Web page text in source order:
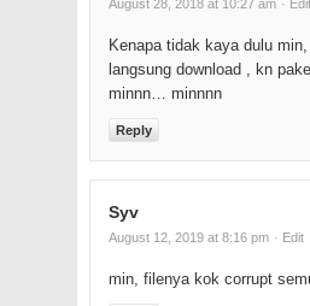
August 28, 2018 at 10:27 am · Edit
Kenapa tidak kaya dulu
langsung download , kn
minnn… minnnn
Reply
Syv
August 12, 2019 at 8:16 pm · Edit
min, filenya kok corrupt